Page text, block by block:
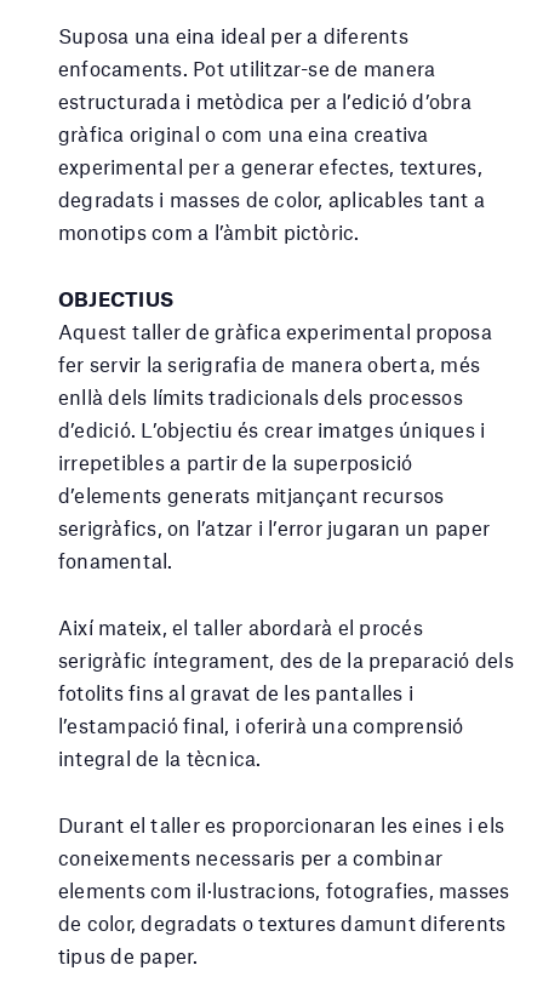
Suposa una eina ideal per a diferents
enfocaments. Pot utilitzar-se de manera
estructurada i metòdica per a l’edició d’obra
gràfica original o com una eina creativa
experimental per a generar efectes, textures,
degradats i masses de color, aplicables tant a
monotips com a l’àmbit pictòric.
OBJECTIUS
Aquest taller de gràfica experimental proposa
fer servir la serigrafia de manera oberta, més
enllà dels límits tradicionals dels processos
d’edició. L’objectiu és crear imatges úniques i
irrepetibles a partir de la superposició
d’elements generats mitjançant recursos
serigràfics, on l’atzar i l’error jugaran un paper
fonamental.
Així mateix, el taller abordarà el procés
serigràfic íntegrament, des de la preparació dels
fotolits fins al gravat de les pantalles i
l’estampació final, i oferirà una comprensió
integral de la tècnica.
Durant el taller es proporcionaran les eines i els
coneixements necessaris per a combinar
elements com il·lustracions, fotografies, masses
de color, degradats o textures damunt diferents
tipus de paper.